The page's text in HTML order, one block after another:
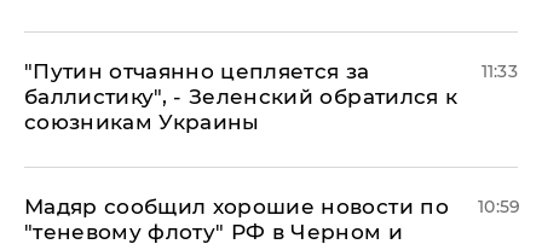
"Путин отчаянно цепляется за
баллистику", - Зеленский обратился к
союзникам Украины
11:33
Мадяр сообщил хорошие новости по
"теневому флоту" РФ в Черном и
10:59